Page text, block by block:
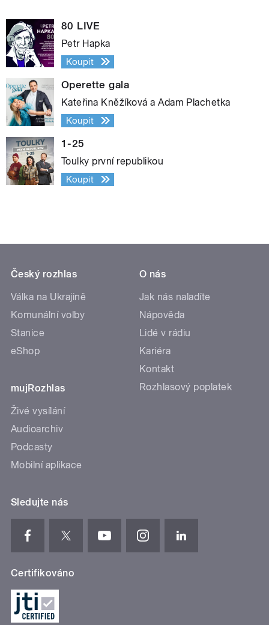
80 LIVE
Petr Hapka
Koupit
Operette gala
Kateřina Kněžíková a Adam Plachetka
Koupit
1-25
Toulky první republikou
Koupit
Český rozhlas
Válka na Ukrajině
Komunální volby
Stanice
eShop
mujRozhlas
Živé vysílání
Audioarchiv
Podcasty
Mobilní aplikace
O nás
Jak nás naladíte
Nápověda
Lidé v rádiu
Kariéra
Kontakt
Rozhlasový poplatek
Sledujte nás
Certifikováno